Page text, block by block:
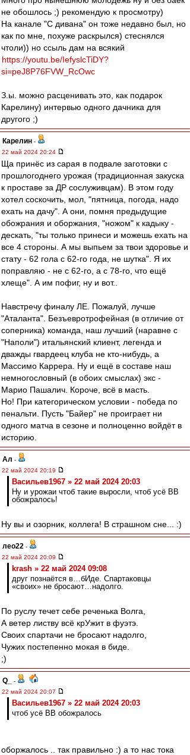
не обошлось ;) рекомендую к просмотру)
На канале "С дивана" он тоже недавно был, но
как по мне, похуже раскрылся) стеснялся
чтоли)) но ссыль дам на всякий
https://youtu.be/IefyslcTiDY?
si=peJ8P76FVW_RcOwc
З.ы. можно расценивать это, как подарок
Карелину) интервью одного дачника для
другого ;)
Карелин -
22 май 2024 20:24
Ща принёс из сарая в подвале заготовки с
прошлогоднего урожая (традиционная закуска
к проставе за ДР сослуживцам). В этом году
хотел соскочить, мол, "пятница, погода, надо
ехать на дачу". А они, помня предыдущие
обожрания и оборжания, "ножом" к кадыку -
дескать, "ты только принеси и можешь ехать на
все 4 стороны. А мы выпьем за твои здоровье и
стату - 62 гола с 62-го года, не шутка". Я их
поправляю - не с 62-го, а с 78-го, что ещё
хлеще". А им пофиг, ну и вот..
Навстречу финалу ЛЕ. Пожалуй, лучше
"Аталанта". Безъевротрофейная (в отличие от
соперника) команда, наш лучший (наравне с
"Наполи") итальянский клиент, легенда и
дважды гвардеец клуба не кто-нибудь, а
Массимо Каррера. Ну и ещё в составе наш
немногословный (в обоих смыслах) экс -
Марио Пашалич. Короче, всё в масть.
Но! При категорическом условии - победа по
пенальти. Пусть "Байер" не проиграет ни
одного матча в сезоне и полноценно войдёт в
историю.
Ал -
22 май 2024 20:19
Васильев1967 » 22 май 2024 20:03
Ну и урожаи чтоб такие выросли, чтоб усё ВВ
обожралось!
Ну вы и озорник, коллега! В страшном сне... :)
лео22 -
22 май 2024 20:09
krash » 22 май 2024 09:08
друг познаётся в…бИде. Спартаковцы
«своих» не бросают…надолго.
По руслу течет себе реченька Волга,
А ветер листву всё крУжит в фуэтэ.
Своих спартачи не бросают надолго,
Чужих постепенно мокая в биде.
;)
Q_
-
22 май 2024 20:07
Васильев1967 » 22 май 2024 20:03
чтоб усё ВВ обожралось
оборжалось .. так правильно :) а то нас тока